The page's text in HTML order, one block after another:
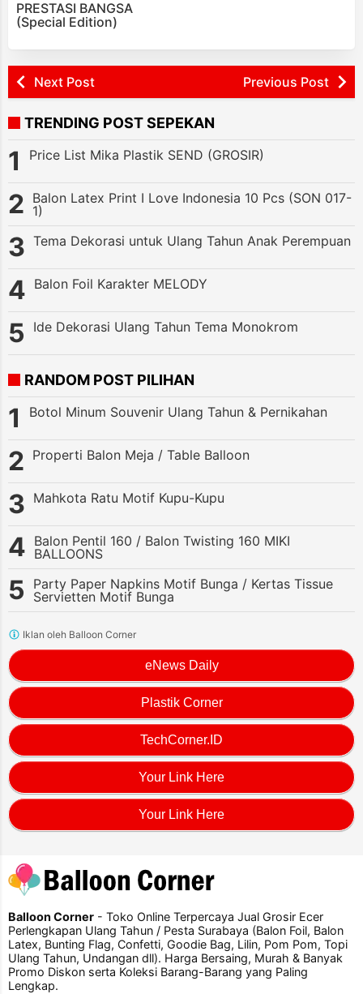
PRESTASI BANGSA
(Special Edition)
Next Post Previous Post
TRENDING POST SEPEKAN
Price List Mika Plastik SEND (GROSIR)
Balon Latex Print I Love Indonesia 10 Pcs (SON 017-
1)
Tema Dekorasi untuk Ulang Tahun Anak Perempuan
Balon Foil Karakter MELODY
Ide Dekorasi Ulang Tahun Tema Monokrom
RANDOM POST PILIHAN
Botol Minum Souvenir Ulang Tahun & Pernikahan
Properti Balon Meja / Table Balloon
Mahkota Ratu Motif Kupu-Kupu
Balon Pentil 160 / Balon Twisting 160 MIKI
BALLOONS
Party Paper Napkins Motif Bunga / Kertas Tissue
Servietten Motif Bunga
eNews Daily
Plastik Corner
TechCorner.ID
Your Link Here
Your Link Here
Iklan oleh Balloon Corner
Balloon Corner - Toko Online Terpercaya Jual Grosir Ecer
Perlengkapan Ulang Tahun / Pesta Surabaya (Balon Foil, Balon
Latex, Bunting Flag, Confetti, Goodie Bag, Lilin, Pom Pom, Topi
Ulang Tahun, Undangan dll). Harga Bersaing, Murah & Banyak
Promo Diskon serta Koleksi Barang-Barang yang Paling
Lengkap.